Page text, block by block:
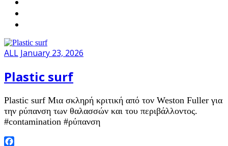
ALL January 23, 2026
Plastic surf
Plastic surf Μια σκληρή κριτική από τον Weston Fuller για
την ρύπανση των θαλασσών και του περιβάλλοντος.
#contamination #ρύπανση